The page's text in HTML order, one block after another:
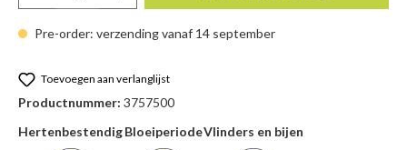
Pre-order: verzending vanaf 14 september
Toevoegen aan verlanglijst
Productnummer: 3757500
HertenbestendigBloeiperiodeVlinders en bijen